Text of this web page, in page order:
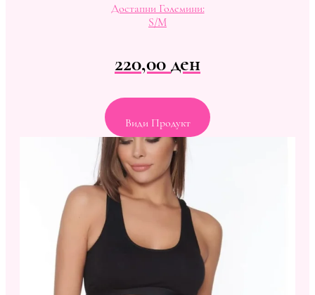
Достапни Големини:
S/M
220,00ден
Види Продукт